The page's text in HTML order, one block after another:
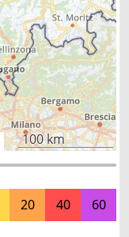
100 km
20 40 60